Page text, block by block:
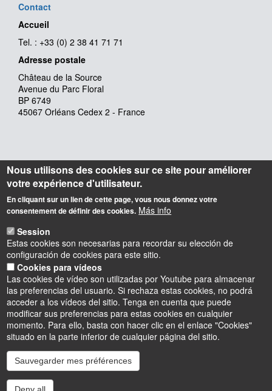
Contact
Accueil
Tel. : +33 (0) 2 38 41 71 71
Adresse postale
Château de la Source
Avenue du Parc Floral
BP 6749
45067 Orléans Cedex 2 - France
InstagramLinkedInYoutube
Nous utilisons des cookies sur ce site pour améliorer
votre expérience d'utilisateur.
En cliquant sur un lien de cette page, vous nous donnez votre
consentement de définir des cookies. Más info
Session
Estas cookies son necesarias para recordar su elección de
configuración de cookies para este sitio.
Cookies para vídeos
Las cookies de vídeo son utilizadas por Youtube para almacenar
las preferencias del usuario. Si rechaza estas cookies, no podrá
acceder a los vídeos del sitio. Tenga en cuenta que puede
modificar sus preferencias para estas cookies en cualquier
momento. Para ello, basta con hacer clic en el enlace "Cookies"
situado en la parte inferior de cualquier página del sitio.
Sauvegarder mes préférences